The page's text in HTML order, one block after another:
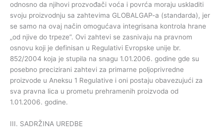
odnosno da njihovi prozvođači voća i povrća moraju uskladiti
svoju proizvodnju sa zahtevima GLOBALGAP-a (standarda), jer
se samo na ovaj način omogućava integrisana kontrola hrane
„od njive do trpeze”. Ovi zahtevi se zasnivaju na pravnom
osnovu koji je definisan u Regulativi Evropske unije br.
852/2004 koja je stupila na snagu 1.01.2006. godine gde su
posebno precizirani zahtevi za primarne poljoprivredne
proizvode u Aneksu 1 Regulative i oni postaju obavezujući za
sva pravna lica u prometu prehramenih proizvoda od
1.01.2006. godine.
III. SADRŽINA UREDBE